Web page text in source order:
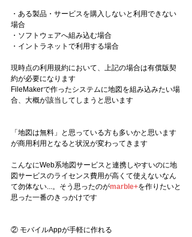
・ある製品・サービスを購入しないと利用できない
場合
・ソフトウェアへ組み込む場合
・イントラネットで利用する場合
現時点の利用規約において、上記の場合は有償版契
約が必要になります
FileMakerで作ったシステムに地図を組み込みたい場
合、大概が該当してしまうと思います
「地図は無料」と思っている方も多いかと思います
が商用利用となると状況が変わってきます
こんなにWeb系地図サービスと連携しやすいのに地
図サービスのライセンス費用が高くて使えないなん
て勿体ない...。そう思ったのがmarble+を作りたいと
思った一番のきっかけです
② モバイルAppが手軽に作れる